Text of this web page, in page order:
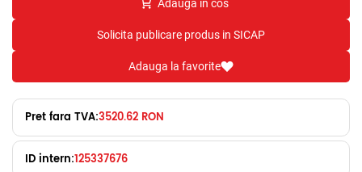
Adauga in cos
Solicita publicare produs in SICAP
Adauga la favorite
Pret fara TVA:3520.62 RON
ID intern:125337676